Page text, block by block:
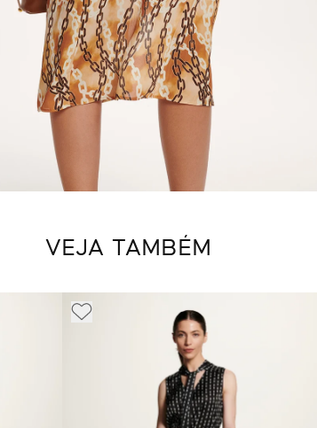
VEJA TAMBÉM